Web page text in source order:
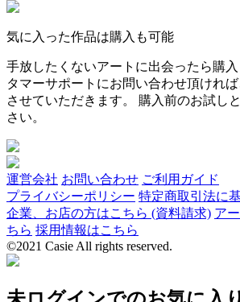
気に入った作品は購入も可能
手放したくないアートに出会ったら購
タマーサポートにお問い合わせ頂けれ
させていただきます。 購入前のお試し
さい。
運営会社 お問い合わせ ご利用ガイド
プライバシーポリシー 特定商取引法に
企業、お店の方はこちら (資料請求) ア
ちら 採用情報はこちら
©2021 Casie All rights reserved.